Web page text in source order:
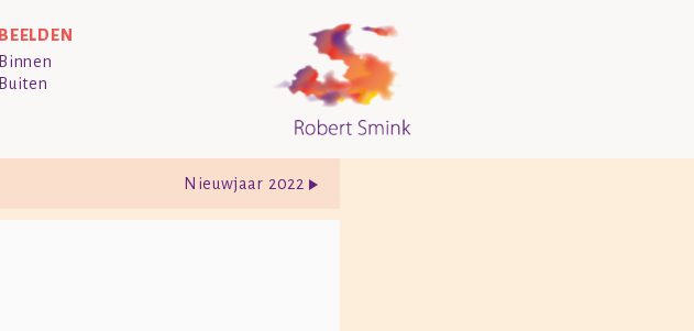
BEELDEN
Binnen
Buiten
Nieuwjaar 2022